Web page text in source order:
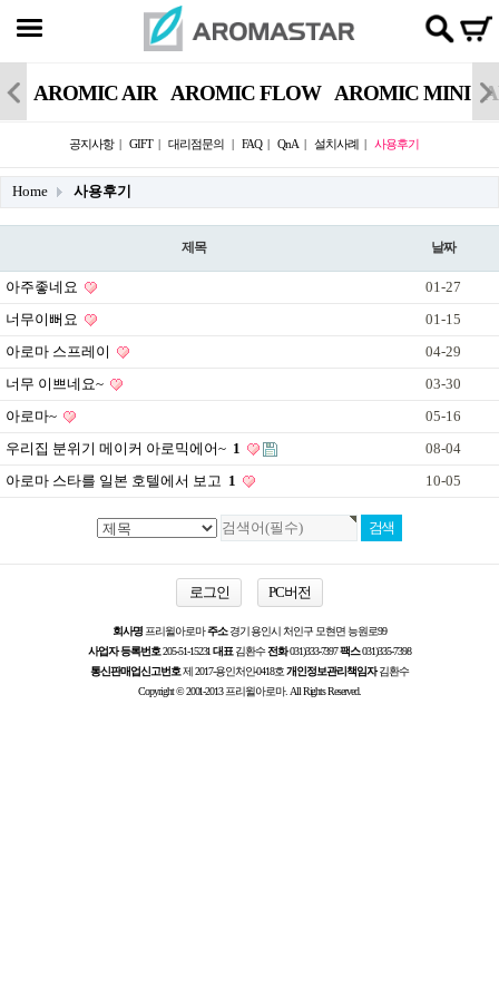
AROMIC AIR AROMIC FLOW AROMIC MINI
공지사항 GIFT 대리점문의 FAQ QnA 설치사례 사용후기
Home 사용후기
제목 날짜
아주좋네요 01-27
너무이뻐요 01-15
아로마 스프레이 04-29
너무 이쁘네요~ 03-30
아로마~ 05-16
우리집 분위기 메이커 아로믹에어~ 1 08-04
아로마 스타를 일본 호텔에서 보고 1 10-05
로그인 PC버전
회사명 프리윌아로마주소경기 용인시 처인구 모현면 능원로99
사업자 등록번호205-51-15231 대표 김환수전화031)333-7397팩스031)335-7398
통신판매업신고번호제 2017-용인처인-0418호개인정보관리책임자김환수
Copyright © 2001-2013 프리윌아로마. All Rights Reserved.